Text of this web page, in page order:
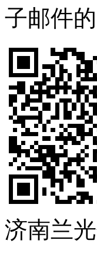
子邮件
济南兰